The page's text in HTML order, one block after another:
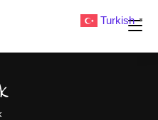
Turkish ▼